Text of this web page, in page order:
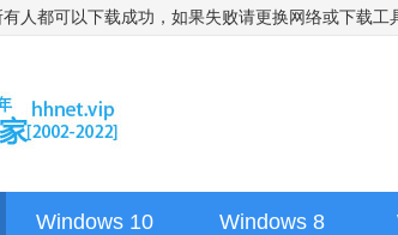
人都可以下载成功，如果失败请更换网络或下载工
Windows 10 Windows 8